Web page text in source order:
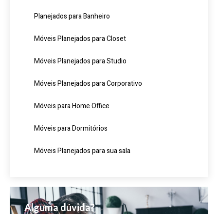
Planejados para Banheiro
Móveis Planejados para Closet
Móveis Planejados para Studio
Móveis Planejados para Corporativo
Móveis para Home Office
Móveis para Dormitórios
Móveis Planejados para sua sala
Alguma dúvida?